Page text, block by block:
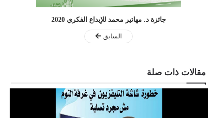
جائزة د. مهاتير محمد للإبداع الفكري 2020
السابق
مقالات ذات صلة